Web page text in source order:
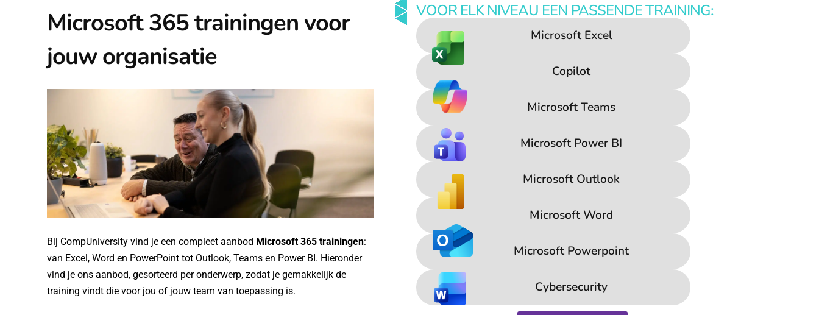
Microsoft 365 trainingen voor
jouw organisatie
Bij CompUniversity vind je een compleet aanbod Microsoft 365 trainingen:
van Excel, Word en PowerPoint tot Outlook, Teams en Power BI. Hieronder
vind je ons aanbod, gesorteerd per onderwerp, zodat je gemakkelijk de
training vindt die voor jou of jouw team van toepassing is.
VOOR ELK NIVEAU EEN PASSENDE TRAINING:
Microsoft Excel
Copilot
Microsoft Teams
Microsoft Power BI
Microsoft Outlook
Microsoft Word
Microsoft Powerpoint
Cybersecurity